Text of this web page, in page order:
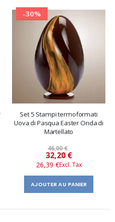
-30%
Set 5 Stampi termoformati
Uova di Pasqua Easter Onda di
Martellato
46,00 €
Prix
​​
spécial
32,20 €
26,39 €
AJOUTER AU PANIER